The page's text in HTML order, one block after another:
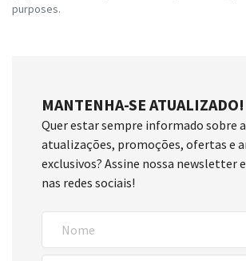
purposes.
MANTENHA-SE ATUALIZADO!
Quer estar sempre informado sobre
atualizações, promoções, ofertas e
exclusivos? Assine nossa newsletter
nas redes sociais!